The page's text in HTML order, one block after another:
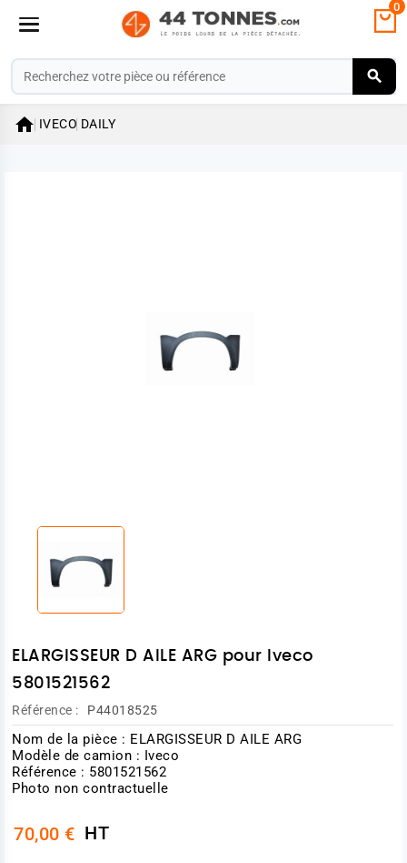
0
 IVECO DAILY
ELARGISSEUR D AILE ARG pour Iveco
5801521562
Référence : P44018525
Nom de la pièce : ELARGISSEUR D AILE ARG
Modèle de camion : Iveco
Référence : 5801521562
Photo non contractuelle
70,00 € HT